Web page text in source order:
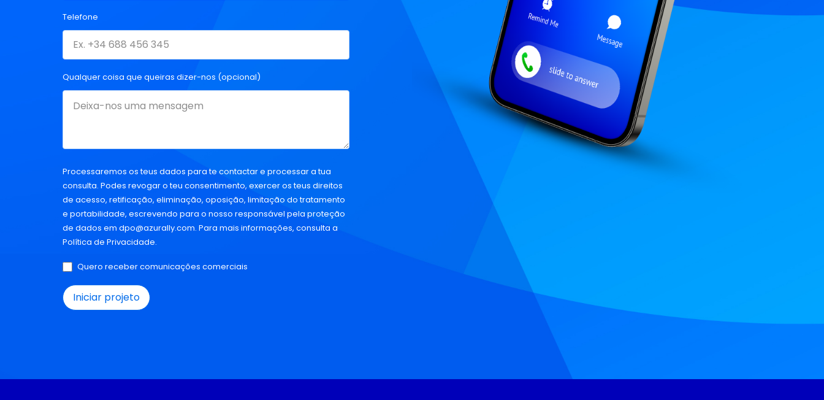
Telefone
Qualquer coisa que queiras dizer-nos (opcional)
Processaremos os teus dados para te contactar e processar a tua
consulta. Podes revogar o teu consentimento, exercer os teus direitos
de acesso, retificação, eliminação, oposição, limitação do tratamento
e portabilidade, escrevendo para o nosso responsável pela proteção
de dados em dpo@azurally.com. Para mais informações, consulta a
Política de Privacidade.
Quero receber comunicações comerciais